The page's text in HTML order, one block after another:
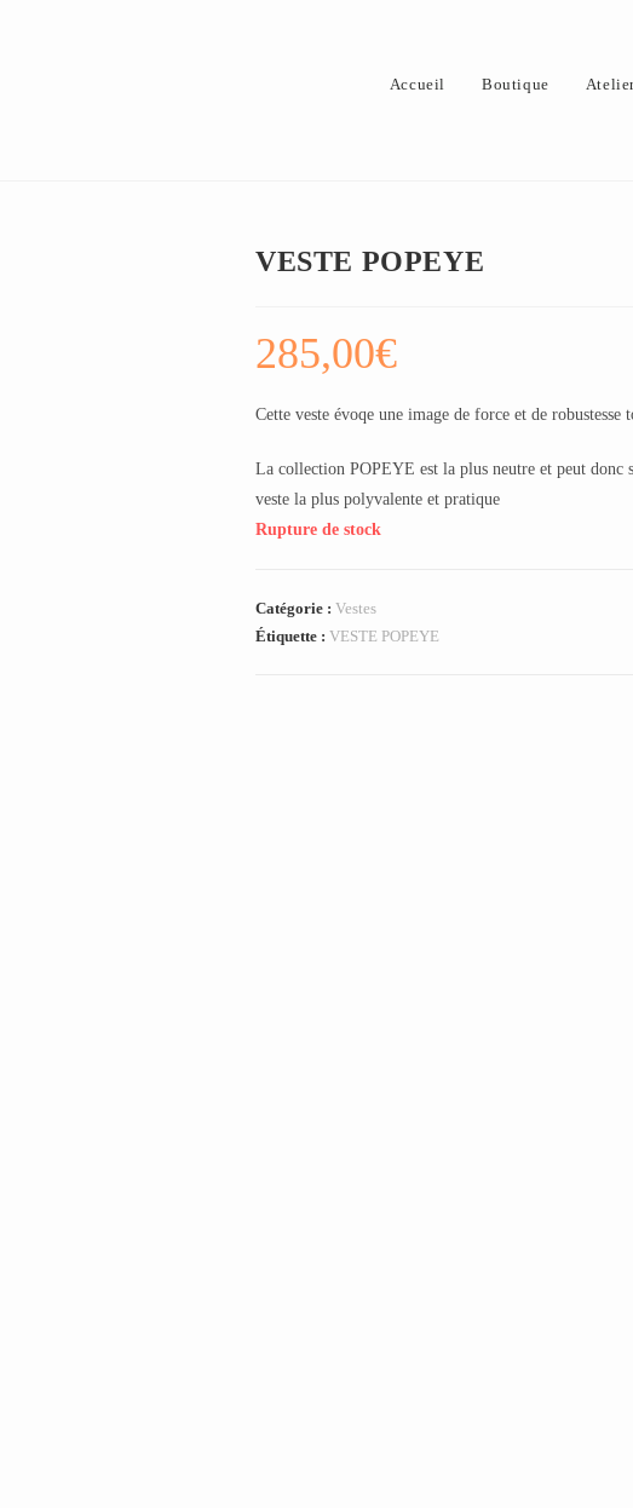
Accueil Boutique
VESTE POPEYE
285,00€
Cette veste évoqe une image de force et de
La collection POPEYE est la plus neutre et peut donc
veste la plus polyvalente et pratique
Rupture de stock
Catégorie : Vestes
Étiquette : VESTE POPEYE